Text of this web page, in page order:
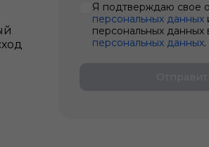
Я подтверждаю свое
персональных данных
персональных данных
персональных данных.